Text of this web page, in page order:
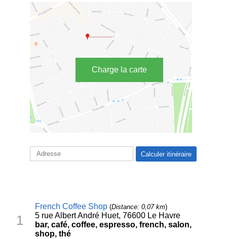
Charge la carte
1
French Coffee Shop(Distance: 0,07 km)
5 rue Albert André Huet, 76600 Le Havre
bar, café, coffee, espresso, french, salon,
shop, thé